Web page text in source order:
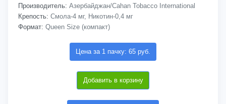
Производитель: Азербайджан/Cahan Tobacco International
Крепость: Смола-4 мг, Никотин-0,4 мг
Формат: Queen Size (компакт)
Цена за 1 пачку: 65 руб.
Добавить в корзину